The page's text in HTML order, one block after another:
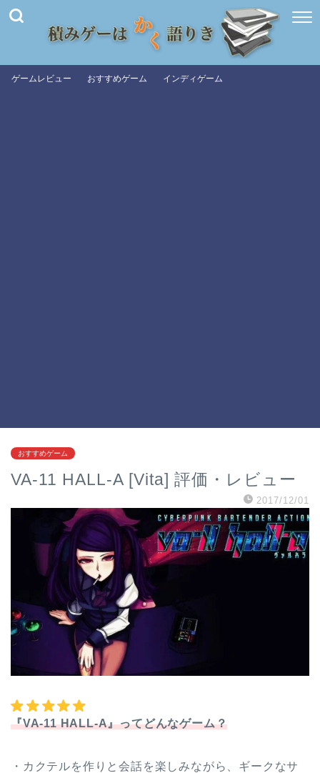
ゲームレビュー おすすめゲーム インディゲーム
おすすめゲーム
VA-11 HALL-A [Vita] 評価・レビュー
2017/12/01
『VA-11 HALL-A』ってどんなゲーム？
・カクテルを作りと会話を楽しみながら、ギークなサ